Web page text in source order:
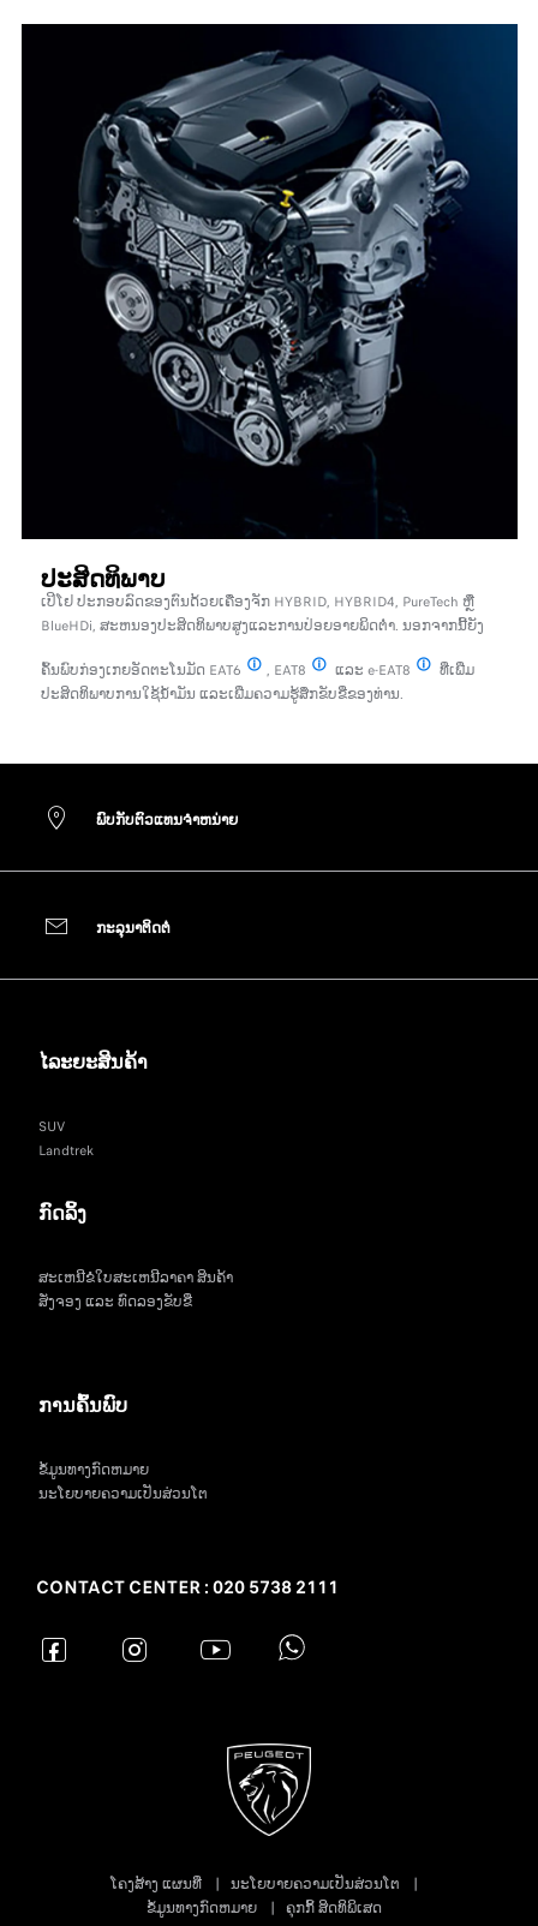
ປະສິດທິພາບ
ເປິໂຢ ປະກອບລົດຂອງຕົນດ້ວຍເຄື່ອງຈັກ HYBRID, HYBRID4, PureTech ຫຼື
BlueHDi, ສະຫນອງປະສິດທິພາບສູງແລະການປ່ອຍອາຍພິດຕ່ໍາ. ນອກຈາກນີ້ຍັງ
ຄົ້ນພົບກ່ອງເກຍອັດຕະໂນມັດ EAT6
Efficient Automatic Transmission 6
, EAT8
Efficient Automatic Transmission 8
ແລະ e-EAT8
ທີ່ເພີ່ມ
ປະສິດທິພາບການໃຊ້ນໍ້າມັນ ແລະເພີ່ມຄວາມຮູ້ສຶກຂັບຂີ່ຂອງທ່ານ.
ພົບ​ກັບ​ຕົວ​ແທນ​ຈຳ​ຫ​ນ່າຍ
​ກະ​ລຸ​ນາ​ຕິດ​ຕໍ່​
ໄລະຍະສິນຄ້າ
SUV
Landtrek
ກົດລິ້ງ
ສະເຫນີຂໍໃບສະເຫນີລາຄາ ສິນຄ້າ
ສັ່ງຈອງ ແລະ ທົດລອງຂັບຂີ່
ການຄົ້ນພົບ
ຂໍ້ມູນທາງກົດຫມາຍ
ນະໂຍບາຍຄວາມເປັນສ່ວນໂຕ
CONTACT CENTER : 020 5738 2111
ໂຄງສ້າງ ແຜນທີ່
ນະໂຍບາຍຄວາມເປັນສ່ວນໂຕ
ຂໍ້ມູນທາງກົດຫມາຍ
ຄຸກກິ້ ສິດທິພິເສດ